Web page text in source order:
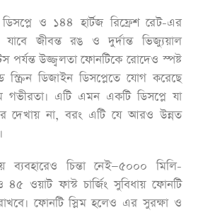
ও ১৪৪ হার্টজ রিফ্রেশ রেট-এর
যাবে জীবন্ত রঙ ও দুর্দান্ত ভিজ্যুয়াল
পর্যন্ত উজ্জ্বলতা ফোনটিকে রোদেও স্পষ্ট
স্ক্রিন ডিজাইন ডিসপ্লেতে যোগ করেছে
গভীরতা। এটি এমন একটি ডিসপ্লে যা
দেখায় না, বরং এটি যে আরও উন্নত
ব্যবহারেও চিন্তা নেই—৫০০০ মিলি-
৪৫ ওয়াট ফাস্ট চার্জিং সুবিধায় ফোনটি
ফোনটি স্লিম হলেও এর সুরক্ষা ও